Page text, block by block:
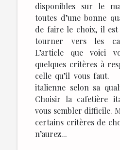
disponibles sur le
toutes d’une bonne
de faire le choix, il
tourner vers les
L’article que voici
quelques critères à
celle qu’il vous faut.
italienne selon sa
Choisir la cafetière
vous sembler difficile.
certains critères de
n’aurez...